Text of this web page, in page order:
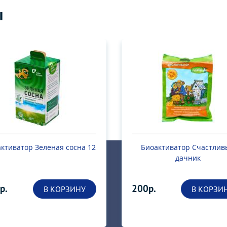
Счастливый
В КОРЗИНУ
Жидкость для
«Экола»
700р. В